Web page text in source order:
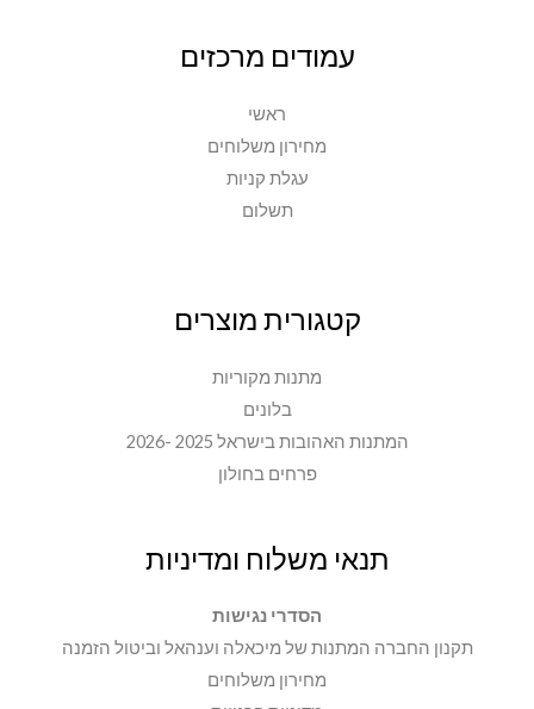
עמודים מרכזים
ראשי
מחירון משלוחים
עגלת קניות
תשלום
קטגורית מוצרים
מתנות מקוריות
בלונים
המתנות האהובות בישראל 2025 -2026
פרחים בחולון
תנאי משלוח ומדיניות
הסדרי נגישות
תקנון החברה המתנות של מיכאלה וענהאל וביטול הזמנה
מחירון משלוחים